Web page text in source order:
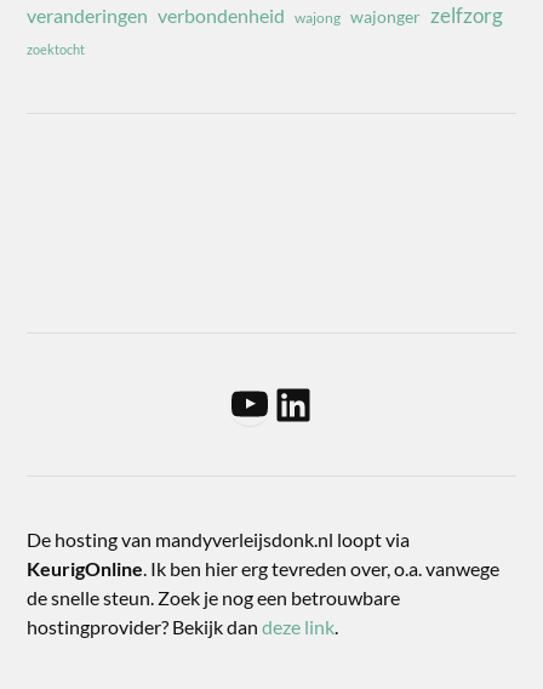
veranderingen verbondenheid wajong wajonger zelfzorg
zoektocht
De hosting van mandyverleijsdonk.nl loopt via
KeurigOnline. Ik ben hier erg tevreden over, o.a. vanwege
de snelle steun. Zoek je nog een betrouwbare
hostingprovider? Bekijk dandeze link.